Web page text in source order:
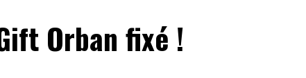
Orban fixé !